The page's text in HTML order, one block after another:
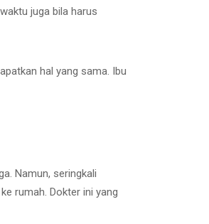
juga bila harus
hal yang sama. Ibu
Namun, seringkali
rumah. Dokter ini yang